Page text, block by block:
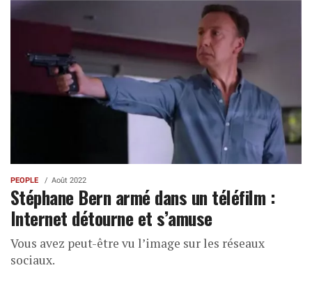
PEOPLE Août 2022
Stéphane Bern armé dans un téléfilm :
Internet détourne et s’amuse
Vous avez peut-être vu l’image sur les réseaux
sociaux.